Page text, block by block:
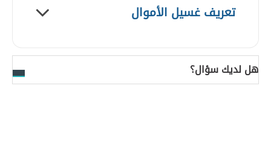
تعريف غسيل الأموال
هل لديك سؤال؟